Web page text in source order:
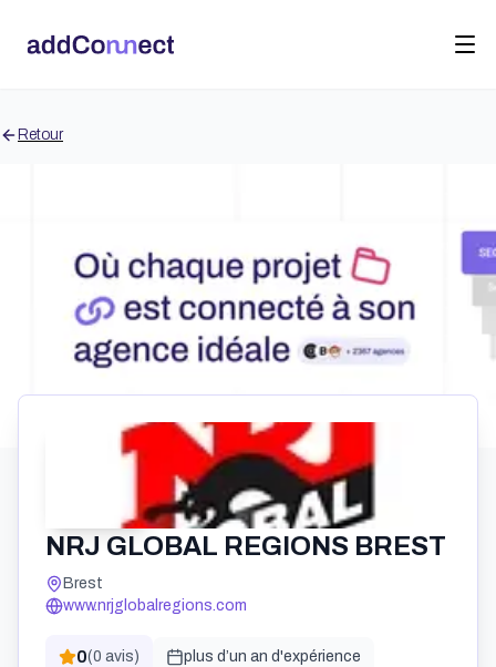
Retour
NRJ GLOBAL REGIONS BREST
Brest
www.nrjglobalregions.com
0(0 avis) plus d’un an d'expérience